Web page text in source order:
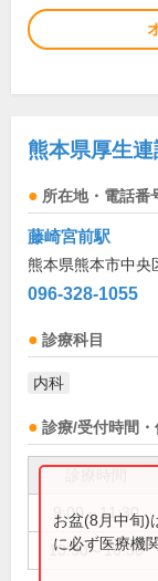
熊本県厚生
所在地・電話番
藤崎宮前駅
熊本県熊本市中央
096-328-1055
診療科目
内科
診療/受付時間・
9:00～11:30
13:30～16:30
お盆(8月中旬)
に必ず医療機